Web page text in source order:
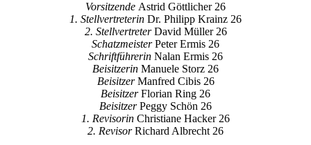
Vorsitzende Astrid Göttlicher 26
1. Stellvertreterin Dr. Philipp Krainz 26
2. StellvertreterDavid Müller 26
SchatzmeisterPeter Ermis 26
Schriftführerin Nalan Ermis 26
Beisitzerin Manuele Storz 26
BeisitzerManfred Cibis 26
BeisitzerFlorian Ring 26
BeisitzerPeggy Schön 26
1. Revisorin Christiane Hacker 26
2. RevisorRichard Albrecht 26